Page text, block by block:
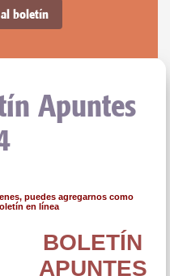
boletín
Apuntes